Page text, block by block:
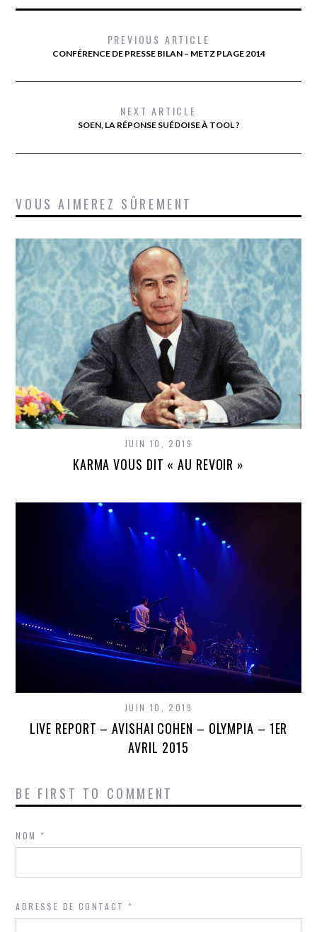
PREVIOUS ARTICLE
CONFÉRENCE DE PRESSE BILAN – METZ PLAGE 2014
NEXT ARTICLE
VOUS AIMEREZ SÛREMENT
JUIN 10, 2019
KARMA VOUS DIT « AU REVOIR »
JUIN 10, 2019
LIVE REPORT – AVISHAI COHEN – OLYMPIA – 1ER
AVRIL 2015
BE FIRST TO COMMENT
NOM*
ADRESSE DE CONTACT*